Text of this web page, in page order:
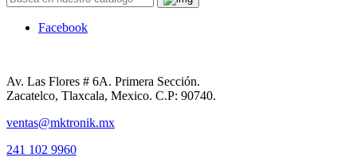
Facebook
Av. Las Flores # 6A. Primera Sección.
Zacatelco, Tlaxcala, Mexico. C.P: 90740.
ventas@mktronik.mx
241 102 9960